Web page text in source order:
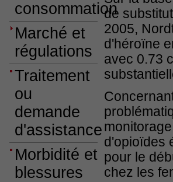
consommation
Marché et
régulations
Traitement
ou
demande
d'assistance
Morbidité et
blessures
de
2005,
d'héroïne
avec 0.73
d'opioïdes
pour le
chez les